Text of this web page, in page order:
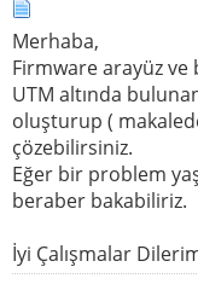
Merhaba,
Firmware arayüz
UTM altında
oluşturup (
çözebilirsiniz.
Eğer bir problem
beraber bakabiliriz.
İyi Çalışmalar